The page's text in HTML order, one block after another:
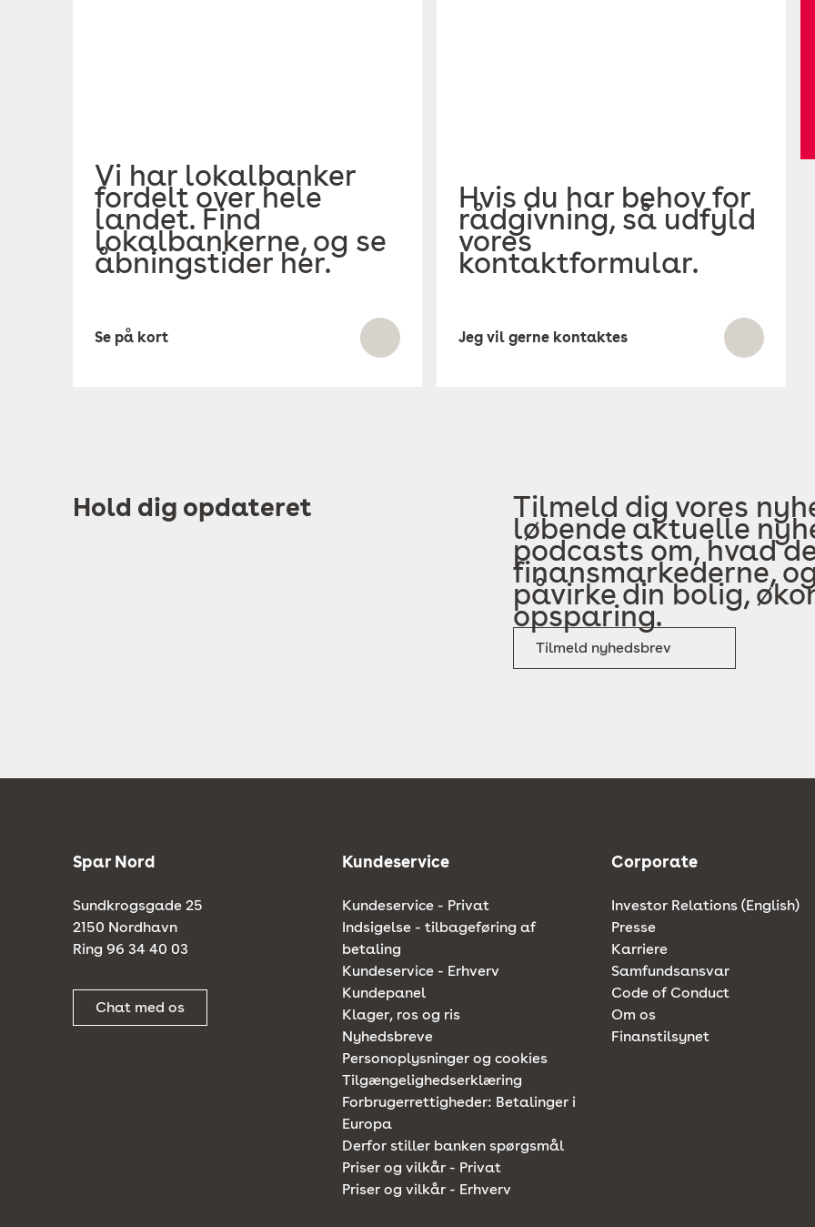
Vi har lokalbanker
fordelt over hele
landet. Find
lokalbankerne, og se
åbningstider her.
Se på kort
Hvis du har behov for
rådgivning, så udfyld
vores
kontaktformular.
Jeg vil gerne kontaktes
Hold dig opdateret Tilmeld dig vores
løbende aktuelle
podcasts om, hvad
finansmarkederne,
påvirke din bolig,
opsparing.
Tilmeld nyhedsbrev
Spar Nord
Sundkrogsgade 25
2150 Nordhavn
Ring 96 34 40 03
Chat med os
Kundeservice
Kundeservice - Privat
Indsigelse - tilbageføring af
betaling
Kundeservice - Erhverv
Kundepanel
Klager, ros og ris
Nyhedsbreve
Personoplysninger og cookies
Tilgængelighedserklæring
Forbrugerrettigheder: Betalinger i
Europa
Derfor stiller banken spørgsmål
Priser og vilkår - Privat
Priser og vilkår - Erhverv
Corporate
Investor Relations (English)
Presse
Karriere
Samfundsansvar
Code of Conduct
Om os
Finanstilsynet